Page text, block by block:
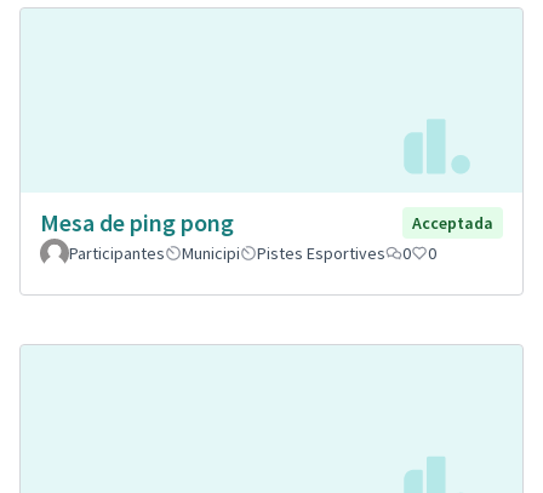
Mesa de ping pong
Acceptada
Participantes
Municipi Pistes Esportives 0 0